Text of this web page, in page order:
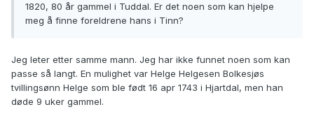
1820, 80 år gammel i Tuddal. Er det noen som kan hjelpe
meg å finne foreldrene hans i Tinn?
Jeg leter etter samme mann. Jeg har ikke funnet noen som kan
passe så langt. En mulighet var Helge Helgesen Bolkesjøs
tvillingsønn Helge som ble født 16 apr 1743 i Hjartdal, men han
døde 9 uker gammel.